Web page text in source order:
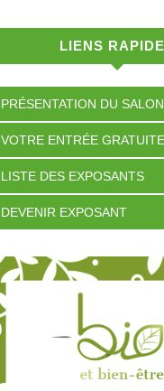
LIENS
PRÉSENTATION DU SALON
VOTRE ENTRÉE GRATUITE
LISTE DES EXPOSANTS
DEVENIR EXPOSANT